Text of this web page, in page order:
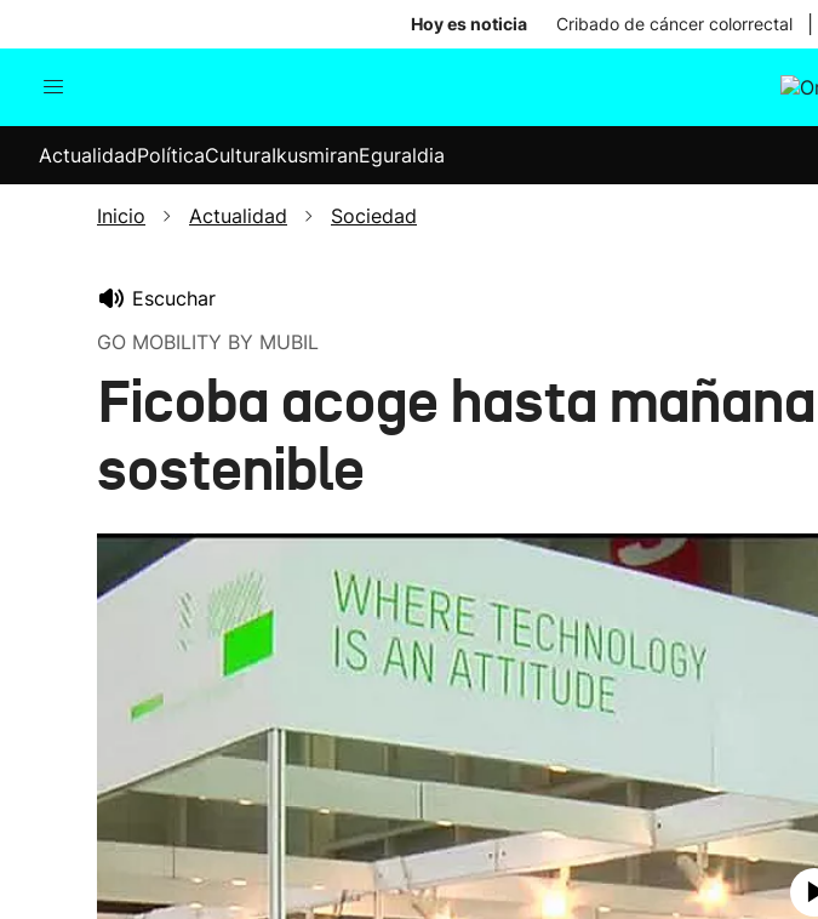
Hoy es noticia Cribado de cáncer colorrectal
Internacional
Elecciones
ActualidadPolíticaCulturaIkusmiranEguraldia
Inicio Actualidad Sociedad
Escuchar
GO MOBILITY BY MUBIL
Ficoba acoge hasta
sostenible